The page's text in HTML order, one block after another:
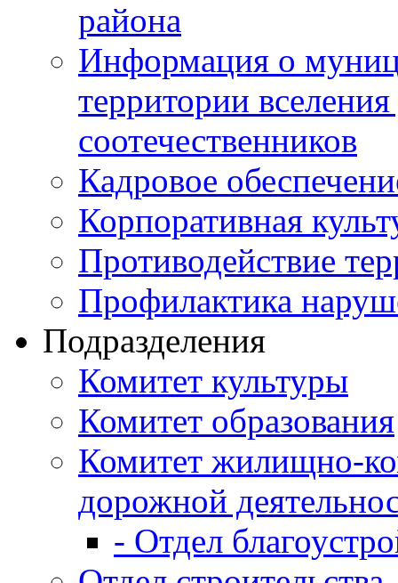
района
Информация о
территории
соотечественников
Кадровое
Корпоративная
Противодействие
Профилактика
Подразделения
Комитет культуры
Комитет образования
Комитет жилищно-
дорожной
- Отдел